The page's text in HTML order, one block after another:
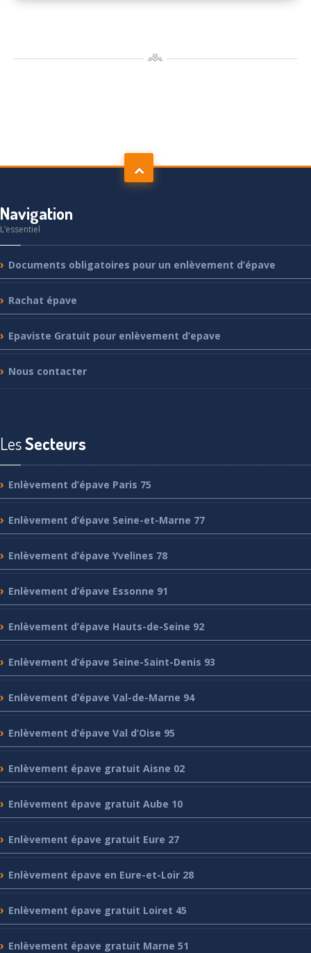
Navigation
L’essentiel
Documents obligatoires pour un enlèvement d’épave
Rachat épave
Epaviste Gratuit pour enlèvement d’epave
Nous contacter
LesSecteurs
Enlèvement d’épave Paris 75
Enlèvement d’épave Seine-et-Marne 77
Enlèvement d’épave Yvelines 78
Enlèvement d’épave Essonne 91
Enlèvement d’épave Hauts-de-Seine 92
Enlèvement d’épave Seine-Saint-Denis 93
Enlèvement d’épave Val-de-Marne 94
Enlèvement d’épave Val d’Oise 95
Enlèvement épave gratuit Aisne 02
Enlèvement épave gratuit Aube 10
Enlèvement épave gratuit Eure 27
Enlèvement épave en Eure-et-Loir 28
Enlèvement épave gratuit Loiret 45
Enlèvement épave gratuit Marne 51